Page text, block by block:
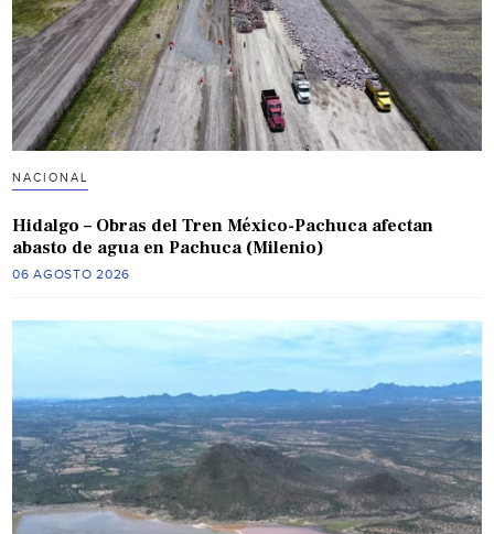
NACIONAL
Hidalgo – Obras del Tren México-Pachuca afectan
abasto de agua en Pachuca (Milenio)
06 AGOSTO 2026